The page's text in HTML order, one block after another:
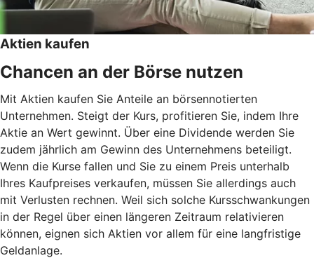
Aktien kaufen
Chancen an der Börse nutzen
Mit Aktien kaufen Sie Anteile an börsennotierten
Unternehmen. Steigt der Kurs, profitieren Sie, indem Ihre
Aktie an Wert gewinnt. Über eine Dividende werden Sie
zudem jährlich am Gewinn des Unternehmens beteiligt.
Wenn die Kurse fallen und Sie zu einem Preis unterhalb
Ihres Kaufpreises verkaufen, müssen Sie allerdings auch
mit Verlusten rechnen. Weil sich solche Kursschwankungen
in der Regel über einen längeren Zeitraum relativieren
können, eignen sich Aktien vor allem für eine langfristige
Geldanlage.